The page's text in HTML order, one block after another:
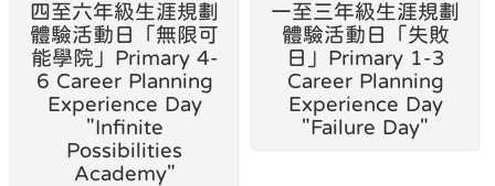
四至六年級生涯規劃
體驗活動日「無限可
能學院」Primary 4-
6 Career Planning
Experience Day
"Infinite
Possibilities
Academy"
一至三年級生涯規劃
體驗活動日「失敗
日」Primary 1-3
Career Planning
Experience Day
"Failure Day"